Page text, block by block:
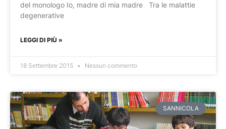
del monologo Io, madre di mia madre Tra le malattie
degenerative
LEGGI DI PIÙ »
18 Settembre 2015 Nessun commento
SANNICOLA